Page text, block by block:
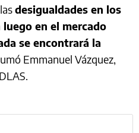
desigualdades en los
en el mercado
se encontrará la
Emmanuel Vázquez,